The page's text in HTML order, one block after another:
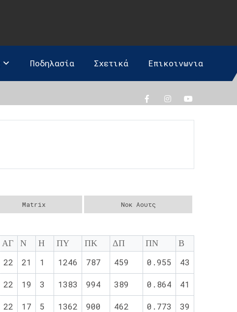
Ποδηλασία Σχετικά Επικοινωνια
Matrix Νοκ Αουτς
ΑΓ Ν Η ΠΥ ΠΚ ΔΠ ΠΝ Β
22 21 1 1246 787 459 0.955 43
22 19 3 1383 994 389 0.864 41
22 17 5 1362 900 462 0.773 39